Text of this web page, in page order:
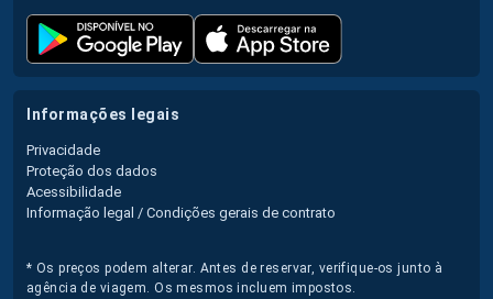
informações legais
Privacidade
Proteção dos dados
Acessibilidade
Informação legal / Condições gerais de contrato
* Os preços podem alterar. Antes de reservar, verifique-os junto à
agência de viagem. Os mesmos incluem impostos.